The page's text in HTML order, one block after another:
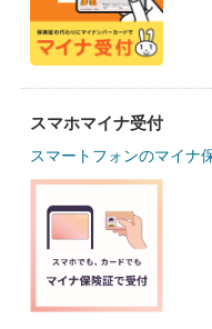
スマホマイナ受付
スマートフォンのマイナ